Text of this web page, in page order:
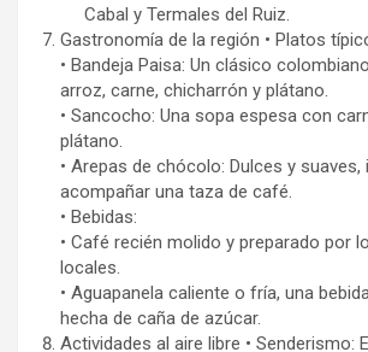
Cabal y Termales del Ruiz.
Gastronomía de la región • Platos
• Bandeja Paisa: Un clásico
arroz, carne, chicharrón y plátano.
• Sancocho: Una sopa espesa con
plátano.
• Arepas de chócolo: Dulces y suaves,
acompañar una taza de café.
• Bebidas:
• Café recién molido y preparado por
locales.
• Aguapanela caliente o fría, una
hecha de caña de azúcar.
Actividades al aire libre • Senderismo: